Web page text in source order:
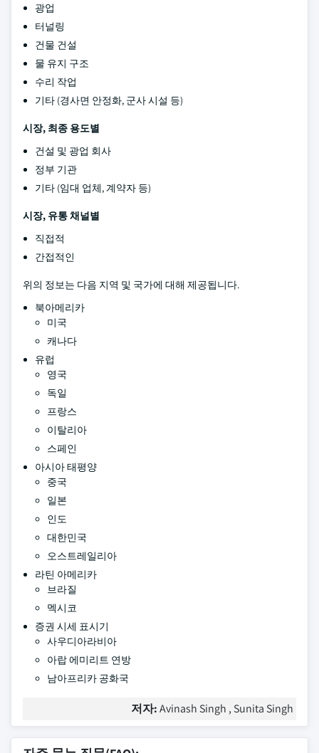
광업
터널링
건물 건설
물 유지 구조
수리 작업
기타 (경사면 안정화, 군사 시설 등)
시장, 최종 용도별
건설 및 광업 회사
정부 기관
기타 (임대 업체, 계약자 등)
시장, 유통 채널별
직접적
간접적인
위의 정보는 다음 지역 및 국가에 대해 제공됩니다.
북아메리카
미국
캐나다
유럽
영국
독일
프랑스
이탈리아
스페인
아시아 태평양
중국
일본
인도
대한민국
오스트레일리아
라틴 아메리카
브라질
멕시코
증권 시세 표시기
사우디아라비아
아랍 에미리트 연방
남아프리카 공화국
저자:Avinash Singh , Sunita Singh